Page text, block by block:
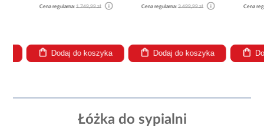
Cena regularna:1 749,99 zł
Dodaj do koszyka
Cena regularna:3 499,99 zł
Dodaj do koszyka
Cena
Łóżka do sypialni